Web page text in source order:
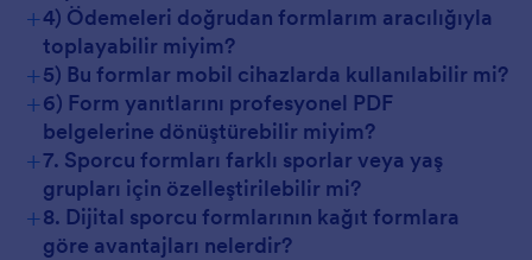
+4) Ödemeleri doğrudan formlarım aracılığıyla
toplayabilir miyim?
+5) Bu formlar mobil cihazlarda kullanılabilir mi?
+6) Form yanıtlarını profesyonel PDF
belgelerine dönüştürebilir miyim?
+7. Sporcu formları farklı sporlar veya yaş
grupları için özelleştirilebilir mi?
+8. Dijital sporcu formlarının kağıt formlara
göre avantajları nelerdir?